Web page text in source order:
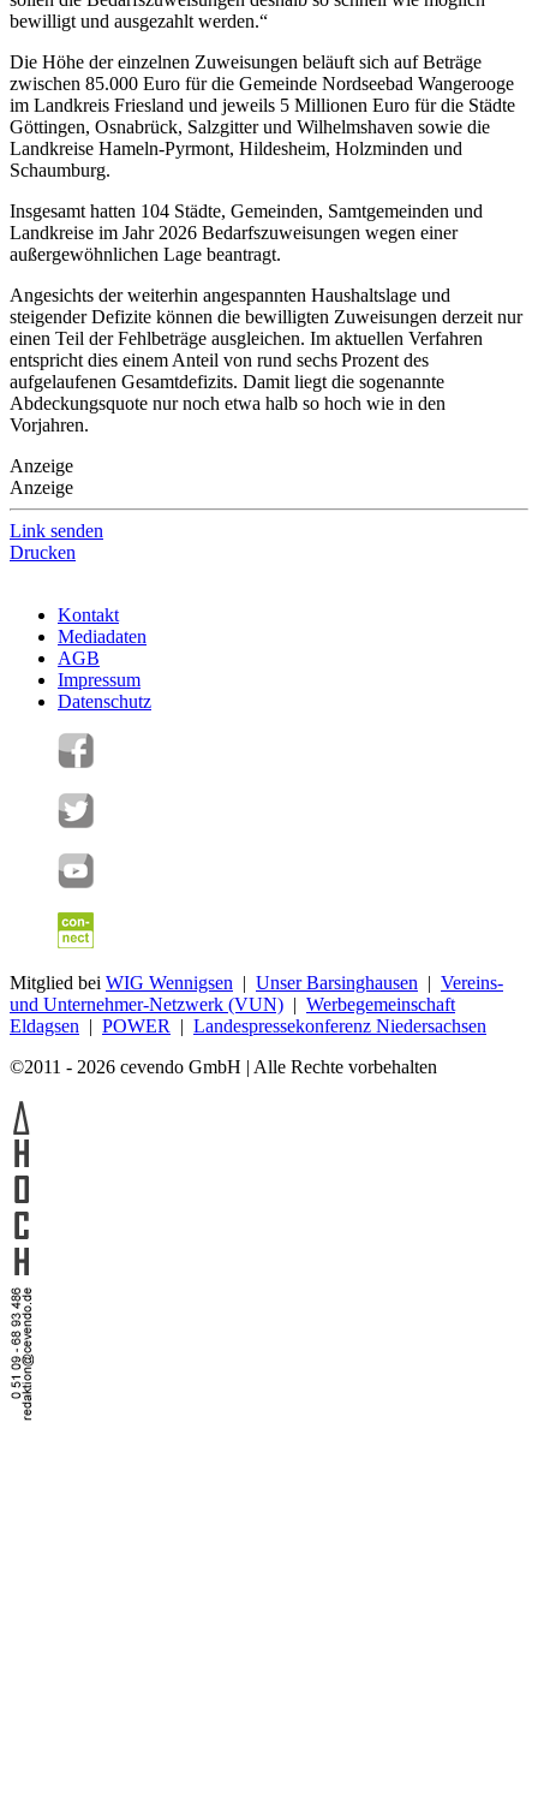
bewilligt und ausgezahlt werden.“
Die Höhe der einzelnen Zuweisungen beläuft sich auf Beträge
zwischen 85.000 Euro für die Gemeinde Nordseebad Wangerooge
im Landkreis Friesland und jeweils 5 Millionen Euro für die Städte
Göttingen, Osnabrück, Salzgitter und Wilhelmshaven sowie die
Landkreise Hameln-Pyrmont, Hildesheim, Holzminden und
Schaumburg.
Insgesamt hatten 104 Städte, Gemeinden, Samtgemeinden und
Landkreise im Jahr 2026 Bedarfszuweisungen wegen einer
außergewöhnlichen Lage beantragt.
Angesichts der weiterhin angespannten Haushaltslage und
steigender Defizite können die bewilligten Zuweisungen derzeit nur
einen Teil der Fehlbeträge ausgleichen. Im aktuellen Verfahren
entspricht dies einem Anteil von rund sechs Prozent des
aufgelaufenen Gesamtdefizits. Damit liegt die sogenannte
Abdeckungsquote nur noch etwa halb so hoch wie in den
Vorjahren.
Anzeige
Anzeige
Link senden
Drucken
Kontakt
Mediadaten
AGB
Impressum
Datenschutz
Mitglied bei WIG Wennigsen | Unser Barsinghausen | Vereins-
und Unternehmer-Netzwerk (VUN) | Werbegemeinschaft
Eldagsen | POWER | Landespressekonferenz Niedersachsen
©2011 - 2026 cevendo GmbH | Alle Rechte vorbehalten